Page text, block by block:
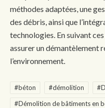
méthodes adaptées, une
des débris, ainsi que
technologies. En suivant
assurer un démantèlement
l’environnement.
#béton #démolition
#Démolition de bâtiments en